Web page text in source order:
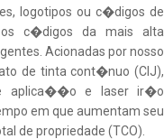
logotipos ou c�digos de
c�digos da mais alta
Acionadas por nosso
de tinta cont�nuo (CIJ),
aplica��o e laser ir�o
em que aumentam seu
de propriedade (TCO).